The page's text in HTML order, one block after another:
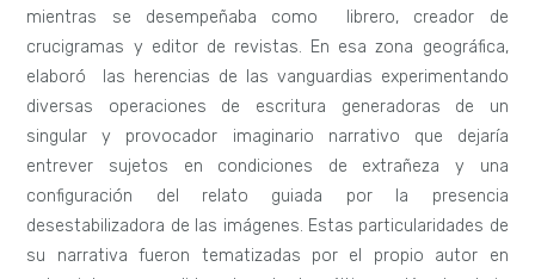
mientras se desempeñaba como librero, creador de
crucigramas y editor de revistas. En esa zona geográfica,
elaboró las herencias de las vanguardias experimentando
diversas operaciones de escritura generadoras de un
singular y provocador imaginario narrativo que dejaría
entrever sujetos en condiciones de extrañeza y una
configuración del relato guiada por la presencia
desestabilizadora de las imágenes. Estas particularidades de
su narrativa fueron tematizadas por el propio autor en